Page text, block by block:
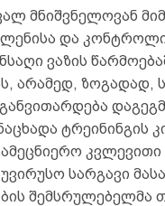
მნიშვნელოვან
და
ვაზის
არამედ, ზოგადად,
ტრეინინგის
კვლევითი
სარგავი
შემსრულებელმა